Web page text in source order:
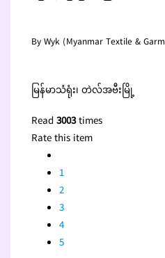
By Wyk (Myanmar Textile &
မြန်မာသံရုံး၊ တဲလ်အဗီးမြို့
Read3003times
Rate this item
1
2
3
4
5